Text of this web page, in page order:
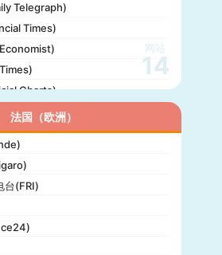
Telegraph)
Times)
Charts)
网站
14
法国（欧洲）
台(FRI)